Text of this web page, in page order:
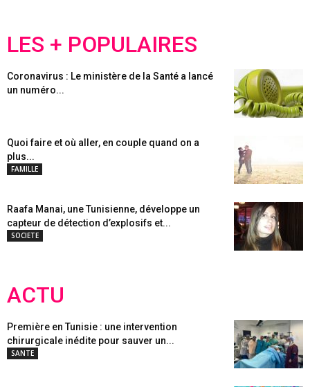
LES + POPULAIRES
Coronavirus : Le ministère de la Santé a lancé
un numéro...
Quoi faire et où aller, en couple quand on a
plus...
FAMILLE
Raafa Manai, une Tunisienne, développe un
capteur de détection d’explosifs et...
SOCIETE
ACTU
Première en Tunisie : une intervention
chirurgicale inédite pour sauver un...
SANTE